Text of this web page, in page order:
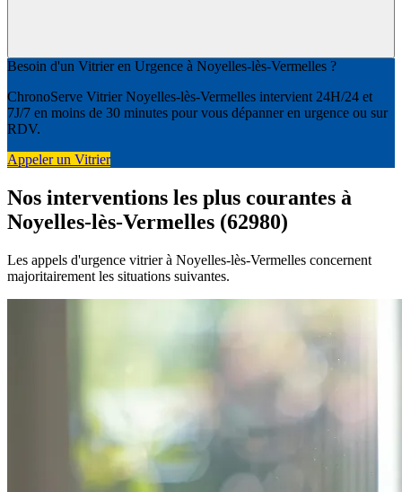
Besoin d'un Vitrier en Urgence à Noyelles-lès-Vermelles ?
ChronoServe Vitrier Noyelles-lès-Vermelles intervient 24H/24 et
7J/7 en moins de 30 minutes pour vous dépanner en urgence ou sur
RDV.
Appeler un Vitrier
Nos interventions les plus courantes à
Noyelles-lès-Vermelles (62980)
Les appels d'urgence vitrier à Noyelles-lès-Vermelles concernent
majoritairement les situations suivantes.